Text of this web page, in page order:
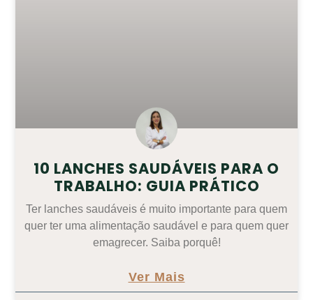
10 LANCHES SAUDÁVEIS PARA O
TRABALHO: GUIA PRÁTICO
Ter lanches saudáveis é muito importante para quem
quer ter uma alimentação saudável e para quem quer
emagrecer. Saiba porquê!
Ver Mais